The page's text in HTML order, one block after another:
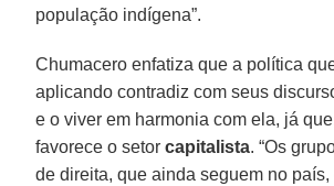
população indígena”.
Chumacero enfatiza que a política
aplicando contradiz com seus
e o viver em harmonia com ela, já
favorece o setorcapitalista. “Os
de direita, que ainda seguem no